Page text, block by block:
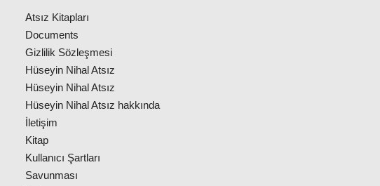
Atsız Kitapları
Documents
Gizlilik Sözleşmesi
Hüseyin Nihal Atsız
Hüseyin Nihal Atsız
Hüseyin Nihal Atsız hakkında
İletişim
Kitap
Kullanıcı Şartları
Savunması